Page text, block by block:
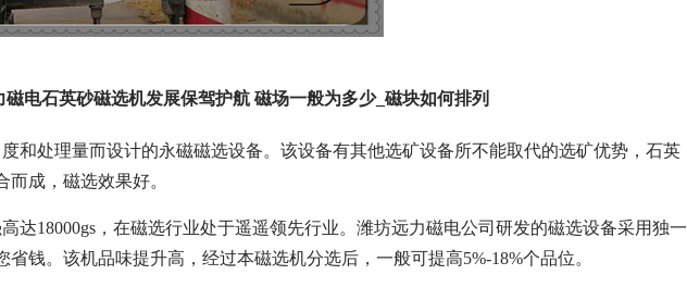
电石英砂磁选机发展保驾护航 磁场一般为多少_磁块如何排列
和处理量而设计的永磁磁选设备。该设备有其他选矿设备所不能取代的选矿优势，石英
成，磁选效果好。
达18000gs，在磁选行业处于遥遥领先行业。潍坊远力磁电公司研发的磁选设备采用独一
钱。该机品味提升高，经过本磁选机分选后，一般可提高5%-18%个品位。